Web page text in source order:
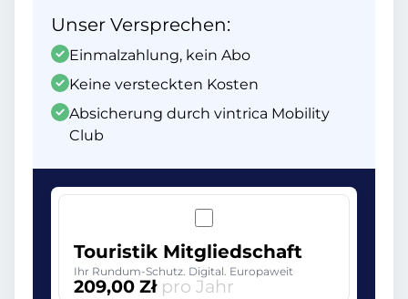
Unser Versprechen:
Einmalzahlung, kein Abo
Keine versteckten Kosten
Absicherung durch vintrica Mobility
Club
Touristik Mitgliedschaft
Ihr Rundum-Schutz. Digital. Europaweit
209,00 Zł pro Jahr